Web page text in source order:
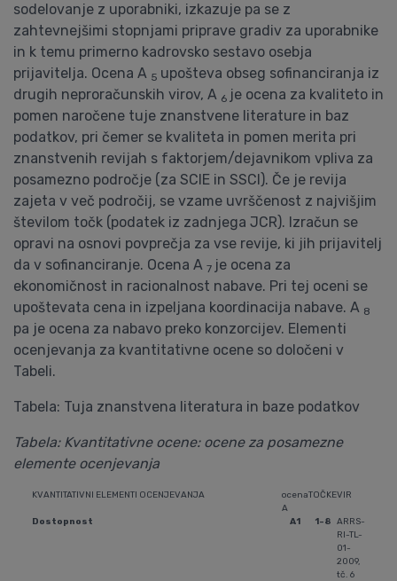
sodelovanje z uporabniki, izkazuje pa se z
zahtevnejšimi stopnjami priprave gradiv za uporabnike
in k temu primerno kadrovsko sestavo osebja
prijavitelja. Ocena A 5 upošteva obseg sofinanciranja iz
drugih neproračunskih virov, A 6 je ocena za kvaliteto in
pomen naročene tuje znanstvene literature in baz
podatkov, pri čemer se kvaliteta in pomen merita pri
znanstvenih revijah s faktorjem/dejavnikom vpliva za
posamezno področje (za SCIE in SSCI). Če je revija
zajeta v več področij, se vzame uvrščenost z najvišjim
številom točk (podatek iz zadnjega JCR). Izračun se
opravi na osnovi povprečja za vse revije, ki jih prijavitelj
da v sofinanciranje. Ocena A 7 je ocena za
ekonomičnost in racionalnost nabave. Pri tej oceni se
upoštevata cena in izpeljana koordinacija nabave. A 8
pa je ocena za nabavo preko konzorcijev. Elementi
ocenjevanja za kvantitativne ocene so določeni v
Tabeli.
Tabela: Tuja znanstvena literatura in baze podatkov
Tabela: Kvantitativne ocene: ocene za posamezne
elemente ocenjevanja
KVANTITATIVNI ELEMENTI OCENJEVANJA
ocena
A
TOČKEVIR
Dostopnost A1 1-8 ARRS-
RI-TL-
01-
2009,
tč. 6